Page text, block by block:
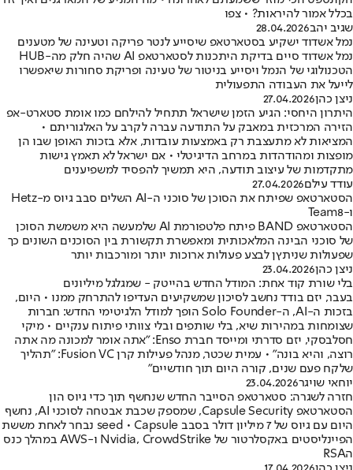
בכלל אמור להיראות? • צפו
שגיב יהב28.04.2026
נמל אשדוד ישקיע בסטארטאפ שיסייע לנטר פריקה וטעינה של מטענים
נמל אשדוד סיים בדיקת היתכנות לסטארטאפ AI שהיה חלק מה-HUB
הטכנולוגי של הנמל ויסייע בניטור של טעינה ופריקת סחורות שיאפשרו
לייעל את העבודה התפעולית
ניצן כהן27.04.2026
היתרון היחסי: הגיע הזמן שישראל תתחיל להילחם כמו אומת סטארט-אפ
הזירה המרכזית במאבק על התודעה עברה לקרב על האלגוריתם •
המציאות לא מתעצבת רק באמצעות עובדות, אלא בזכות האופן שבו הן
מופצות ומהודהדות במרחב הדיגיטלי • אם ישראל לא תאמץ גישות
מתקדמות של עיצוב תודעה, היא תמשיך להפסיד למשפיענים
עודד עילם27.04.2026
הסטארטאפ שפיתח את הסוכן של סוכני ה-AI השלים סבב גיוס מ-Hetz
ו-Team8
הסטארטאפ BAND פיתח פלטפורמת AI שלמעשה היא משמשת הסוכן
של סוכני הבינה המלאכותית ומאפשרת תקשורת בין הסוכנים השונים כך
שפעולות שניתץן לבצע פעולות ארוכות יותר ומורכבות יותר
ניצן כהן23.04.2026
בלי שורת קוד אחת: המודל החדש בהייטק - שמגלגל מיליונים
בעבר, יזם בודד נחשב לסיכון שמשקיעים העדיפו להתרחק ממנו • היום,
בזכות ה-AI, ה-Solo Founder הופך למודל הלגיטימי החדש: חברות
שצומחות במהירות שיא, בלי שותפים ובלי צוותי פיתוח ענקיים • מיקי
חסלבסקי, יזם סדרתי ומייסד חברת Enso: "אתה אומר למכונה מה אתה
רוצה, והיא בונה" • עמית שכטר, מנהל פעילות קרן Fusion VC: "תהליך
שלקח פעם שנים, קורה היום תוך חודשיים"
יוחאי שויגר23.04.2026
חזרה לשגרה: סטארטאפ הסייבר החדש שנחשף תוך כדי גיוס הון
הסטארטאפ Capsule Security, שמספק שכבת אבטחה לסוכני AI, נחשף
היום עם גיוס של 7 מיליון דולר בסבב seed • Capsule נבחר לאחת מששת
הפיינליסטים באקסלרטור של Nvidia, CrowdStrike ו-AWS במהלך כנס
הRSA